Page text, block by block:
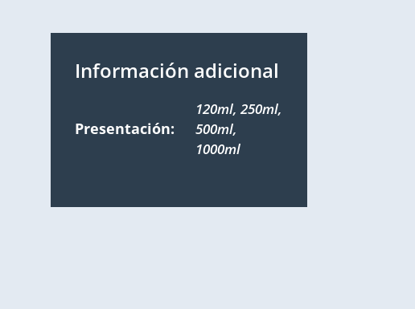
Información adicional
Presentación:
120ml, 250ml,
500ml,
1000ml